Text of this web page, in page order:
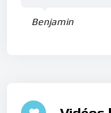
Benjamin